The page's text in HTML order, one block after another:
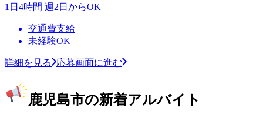
1日4時間 週2日からOK
交通費支給
未経験OK
詳細を見る 応募画面に進む
鹿児島市の新着アルバイト